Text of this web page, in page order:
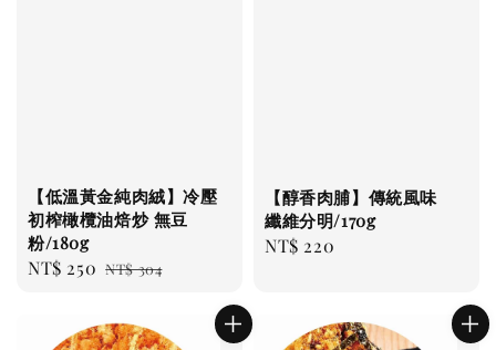
【低溫黃金純肉絨】冷壓
初榨橄欖油焙炒 無豆
粉/180g
Sale
NT$ 250 Regular
NT$ 304
【醇香肉脯】傳統風味
纖維分明/170g
Regular
NT$ 220